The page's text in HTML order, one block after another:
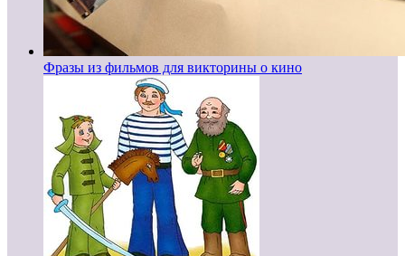
Фразы из фильмов для викторины о кино